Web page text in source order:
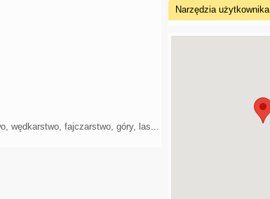
wędkarstwo, fajczarstwo, góry, las...
Narzędzia użytkownika